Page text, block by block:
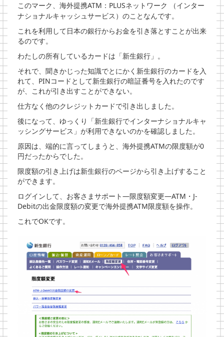
このマーク、 海外提携ATM：PLUSネットワーク （インター
ナショナルキャッシュサービス）のことなんです。
これを利用して日本の銀行からお金を引き落とすことが出来
るのです。
わたしの所有しているカードは「新生銀行」。
それで、聞きかじった知識でとにかく新生銀行のカードを入
れて、PINコードとして新生銀行の暗証番号を入れたのです
が、これが引き出すことができない。
仕方なく他のクレジットカードで引き出しました。
後になって、ゆっくり「新生銀行でインターナショナルキャ
ッシングサービス」が利用できないのかを確認しました。
原因は、端的に言ってしまうと、海外提携ATMの限度額が0
円だったからでした。
限度額の引き上げは新生銀行のページから引き上げすること
ができます。
ログインして、お客さまサポート―限度額変更―ATM・J-
Debitの出金限度額の変更で海外提携ATM限度額を操作。
これでOKです。